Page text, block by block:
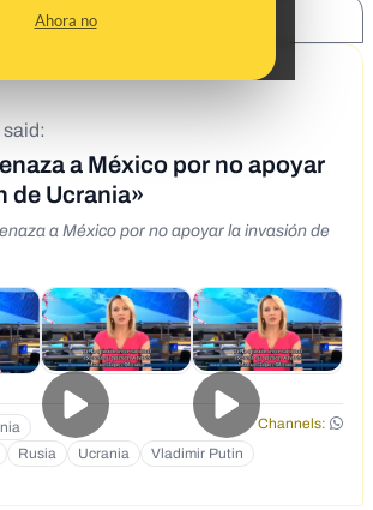
Ahora no
said:
a México por no apoyar
de Ucrania»
a México por no apoyar la invasión de
Channels:
Rusia Ucrania
Vladimir Putin